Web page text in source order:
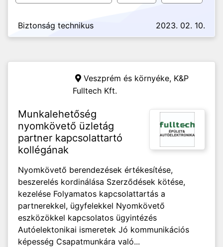
Biztonság technikus 2023. 02. 10.
Veszprém és környéke, K&P
Fulltech Kft.
Munkalehetőség
nyomkövető üzletág
partner kapcsolattartó
kollégának
Nyomkövető berendezések értékesítése,
beszerelés kordinálása Szerződések kötése,
kezelése Folyamatos kapcsolattartás a
partnerekkel, ügyfelekkel Nyomkövető
eszközökkel kapcsolatos ügyintézés
Autóelektonikai ismeretek Jó kommunikációs
képesség Csapatmunkára való...